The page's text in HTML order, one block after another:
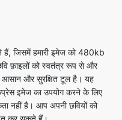
जिसमें हमारी इमेज को 480kb
फ़ाइलों को स्वतंत्र रूप से और
और सुरक्षित टूल है। यह
इमेज का उपयोग करने के लिए
नहीं है। आप अपनी छवियों को
कर सकते हैं।